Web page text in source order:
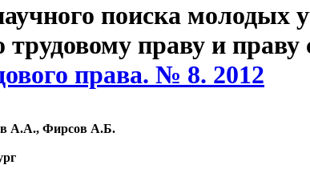
поиска
трудовому праву и праву
права. № 8. 2012
А.А., Фирсов А.Б.